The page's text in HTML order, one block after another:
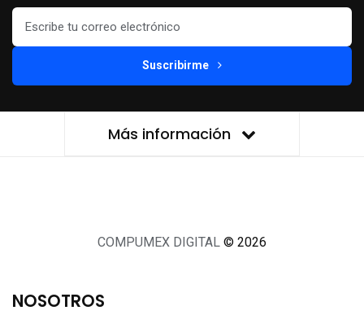
Suscribirme
Más información
COMPUMEX DIGITAL © 2026
NOSOTROS